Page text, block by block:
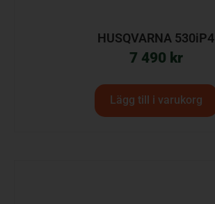
HUSQVARNA 530iP4
7 490 kr
Lägg till i varukorg